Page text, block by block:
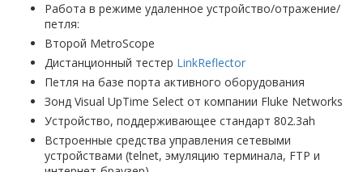
Работа в режиме удаленное устройство/отражение/
петля:
Второй MetroScope
Дистанционный тестер LinkReflector
Петля на базе порта активного оборудования
Зонд Visual UpTime Select от компании Fluke Networks
Устройство, поддерживающее стандарт 802.3ah
Встроенные средства управления сетевыми
устройствами (telnet, эмуляцию терминала, FTP и